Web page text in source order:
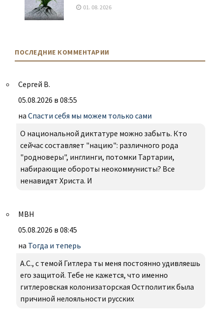
01. 08. 2026
ПОСЛЕДНИЕ КОММЕНТАРИИ
Сергей В.
05.08.2026 в 08:55
на Спасти себя мы можем только сами
О национальной диктатуре можно забыть. Кто
сейчас составляет "нацию": различного рода
"родноверы", инглинги, потомки Тартарии,
набирающие обороты неокоммунисты? Все
ненавидят Христа. И
МВН
05.08.2026 в 08:45
на Тогда и теперь
А.С., с темой Гитлера ты меня постоянно удивляешь
его защитой. Тебе не кажется, что именно
гитлеровская колонизаторская Остполитик была
причиной нелояльности русских